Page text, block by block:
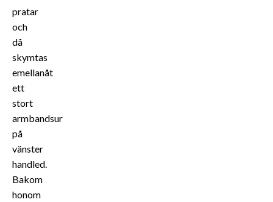
pratar
och
då
skymtas
emellanåt
ett
stort
armbandsur
på
vänster
handled.
Bakom
honom